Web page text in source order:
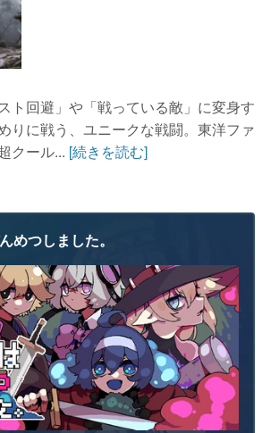
ト回避」や「戦っている敵」に変身す
りに戦う、ユニークな戦闘。東洋ファ
クール... [続きを読む]
めつしました。